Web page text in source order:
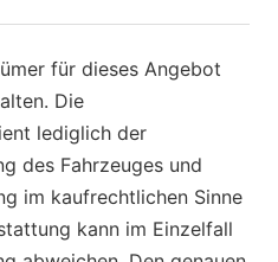
für dieses Angebot
Die
lediglich der
des Fahrzeuges und
im kaufrechtlichen Sinne
kann im Einzelfall